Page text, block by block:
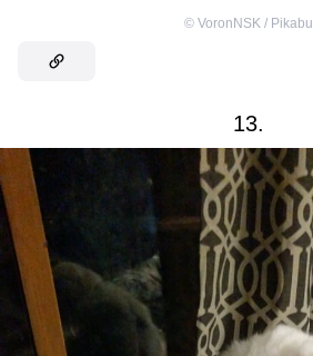
© VoronNSK / Pikabu
13.